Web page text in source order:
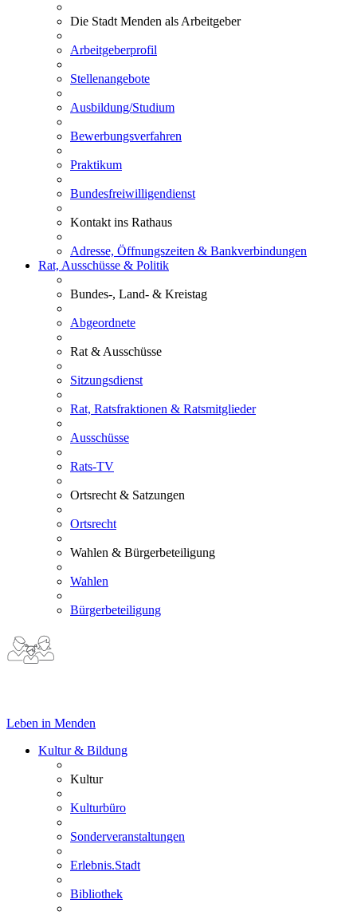
Die Stadt Menden als Arbeitgeber
Arbeitgeberprofil
Stellenangebote
Ausbildung/Studium
Bewerbungsverfahren
Praktikum
Bundesfreiwilligendienst
Kontakt ins Rathaus
Adresse, Öffnungszeiten & Bankverbindungen
Rat, Ausschüsse & Politik
Bundes-, Land- & Kreistag
Abgeordnete
Rat & Ausschüsse
Sitzungsdienst
Rat, Ratsfraktionen & Ratsmitglieder
Ausschüsse
Rats-TV
Ortsrecht & Satzungen
Ortsrecht
Wahlen & Bürgerbeteiligung
Wahlen
Bürgerbeteiligung
Leben in Menden
Kultur & Bildung
Kultur
Kulturbüro
Sonderveranstaltungen
Erlebnis.Stadt
Bibliothek